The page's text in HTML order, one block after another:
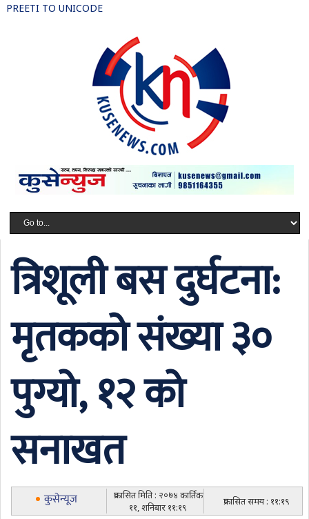
PREETI TO UNICODE
त्रिशूली बस दुर्घटना:
मृतकको संख्या ३०
पुग्यो, १२ को
सनाखत
कुसेन्यूज
प्रकासित मिति : २०७४ कार्तिक
११, शनिबार ११:१९
प्रकासित समय : ११:१९